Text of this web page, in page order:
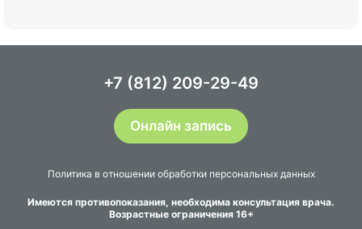
+7 (812) 209-29-49
Онлайн запись
Политика в отношении обработки персональных данных
Имеются противопоказания, необходима консультация врача.
Возрастные ограничения 16+